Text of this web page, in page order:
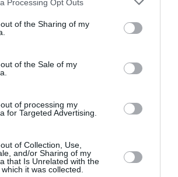
Processing Opt Outs
of the Sharing of my
of the Sale of my
of processing my
for Targeted Advertising.
of Collection, Use,
and/or Sharing of my
that Is Unrelated with the
it was collected.
26 avril 2016 - 11 h 45 min
des aéroports historiques chinois (Pékin,
Hong-Kong, Canton), les aéroports
à s’ouvrir à l’Europe : Xi’an
MU, Hanghzou depuis Paris et Amsterdam
avec BA, KLM et CA, Shenzhen depuis
Chongqing avec Finnair, Xiamen avec KLM
!
économiquement, il faut se réveiller
économiquement comme le font les
du Sud, le Canada et le Brésil ! 10 % de